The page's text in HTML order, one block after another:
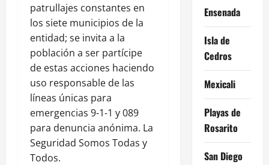
patrullajes constantes en
los siete municipios de la
entidad; se invita a la
población a ser partícipe
de estas acciones haciendo
uso responsable de las
líneas únicas para
emergencias 9-1-1 y 089
para denuncia anónima. La
Seguridad Somos Todas y
Todos.
Ensenada
Isla de
Cedros
Mexicali
Playas de
Rosarito
San Diego